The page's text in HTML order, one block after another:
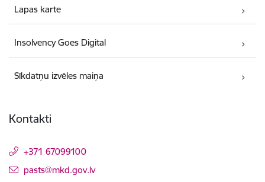
Lapas karte
Insolvency Goes Digital
Sīkdatņu izvēles maiņa
Kontakti
+371 67099100
E-pasts:
pasts@mkd.gov.lv